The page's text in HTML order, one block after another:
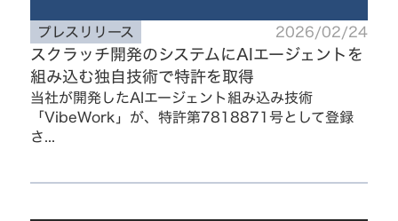
プレスリリース 2026/02/24
スクラッチ開発のシステムにAIエージェントを
組み込む独自技術で特許を取得
当社が開発したAIエージェント組み込み技術
「VibeWork」が、特許第7818871号として登録
さ...